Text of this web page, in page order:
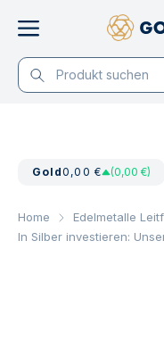
Gold0,00 € (0,00 €)
Home
Edelmetalle
In Silber investieren: